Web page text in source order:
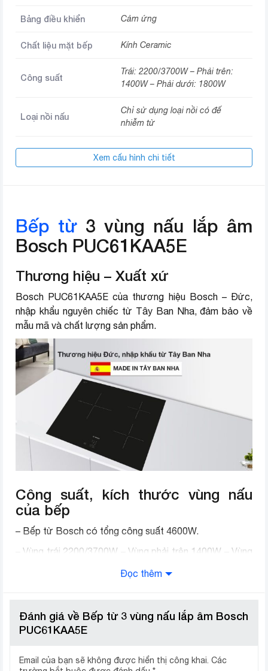
Bảng điều khiển Cảm ứng
Chất liệu mặt bếp Kính Ceramic
Công suất
Trái: 2200/3700W – Phải trên:
1400W – Phải dưới: 1800W
Loại nồi nấu
Chỉ sử dụng loại nồi có đế
nhiễm từ
Tự ngắt khi điện áp quá cao/thấp
Tự nhận diện kích cỡ đáy nồi
Tự tắt khi để quên
bếp
Tự ngắt khi không có nồi
Khóa bảng điều khiển
Cảnh báo nồi chảo không phù
hợp
Tự tắt khi không sử dụng
Kích thước sản phẩm
Ngang 59.2 cm – Dọc 52.2 cm –
Cao 5.1 cm – Nặng 11 kg
Kích thước khoét đá Ngang 56 cm – Dọc 51 cm
Xem cấu hình chi tiết
Bếp từ3 vùng nấu lắp âm
Bosch PUC61KAA5E
Thương hiệu – Xuất xứ
Bosch PUC61KAA5E của thương hiệu Bosch – Đức,
nhập khẩu nguyên chiếc từ Tây Ban Nha, đảm bảo về
mẫu mã và chất lượng sản phẩm.
Công suất, kích thước vùng nấu
của bếp
– Bếp từ Bosch có tổng công suất 4600W.
– Vùng trái 2200/3700W – Vùng phải trên 1400W – Vùng
Đọc thêm
Đánh giá về Bếp từ 3 vùng nấu lắp âm Bosch
PUC61KAA5E
Email của bạn sẽ không được hiển thị công khai. Các